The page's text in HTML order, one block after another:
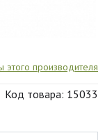
этого производителя
Код товара: 15033